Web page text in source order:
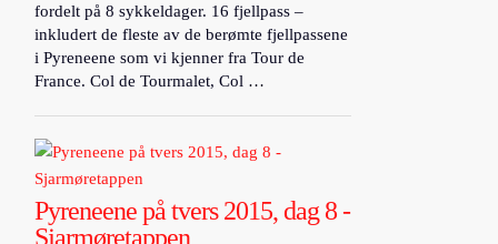
fordelt på 8 sykkeldager. 16 fjellpass –
inkludert de fleste av de berømte fjellpassene
i Pyreneene som vi kjenner fra Tour de
France. Col de Tourmalet, Col …
Pyreneene på tvers 2015, dag 8 -
Sjarmøretappen